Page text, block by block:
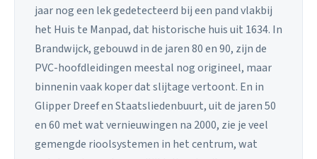
jaar nog een lek gedetecteerd bij een pand vlakbij
het Huis te Manpad, dat historische huis uit 1634. In
Brandwijck, gebouwd in de jaren 80 en 90, zijn de
PVC-hoofdleidingen meestal nog origineel, maar
binnenin vaak koper dat slijtage vertoont. En in
Glipper Dreef en Staatsliedenbuurt, uit de jaren 50
en 60 met wat vernieuwingen na 2000, zie je veel
gemengde rioolsystemen in het centrum, wat